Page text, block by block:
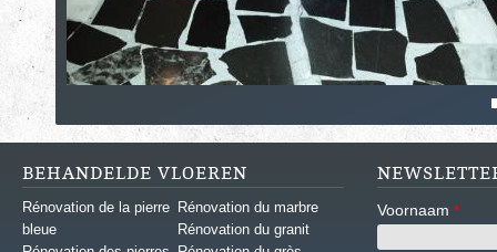
BEHANDELDE VLOEREN
Rénovation de la pierre
bleue
Rénovation du marbre
Rénovation du granit
Voornaam *